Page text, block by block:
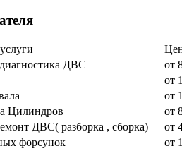
ДВС
от
от
от
Цилиндров
от
ДВС( разборка , сборка)
от
форсунок
от